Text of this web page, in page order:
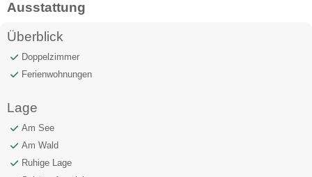
Ausstattung
Überblick
Doppelzimmer
Ferienwohnungen
Lage
Am See
Am Wald
Ruhige Lage